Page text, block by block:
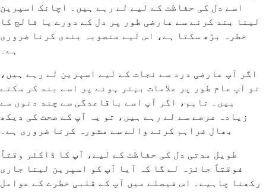
اسے دل کی حفاظت کے لیے لے رہے ہیں۔ اچانک اسپرین
لینا بند کرنے سے عارضی طور پر دل کے دورے یا فالج کا
خطرہ بڑھ سکتا ہے، اس لیے منصوبہ بندی کرنا ضروری
ہے۔
اگر آپ عارضی درد سے نجات کے لیے اسپرین لے رہے ہیں،
تو آپ عام طور پر علامات بہتر ہونے پر اسے بند کر سکتے
ہیں۔ تاہم، اگر آپ اسے باقاعدگی سے چند دنوں سے
زیادہ عرصے سے لے رہے ہیں، تو یہ آپ کے صحت کی دیکھ
بھال فراہم کرنے والے سے مشورہ کرنا ضروری ہے۔
طویل مدتی دل کی حفاظت کے لیے، آپ کا ڈاکٹر وقتاً
فوقتاً جائزہ لے گا کہ آیا آپ کو اسپرین لینا جاری
رکھنا چاہیے۔ اس فیصلے میں آپ کے قلبی خطرے کے عوامل